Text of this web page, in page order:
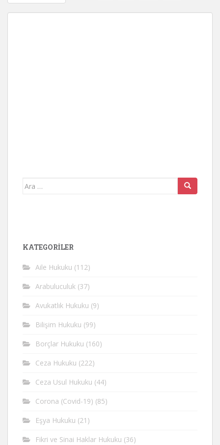
GEZINMESI
Arama
KATEGORİLER
Aile Hukuku (112)
Arabuluculuk (37)
Avukatlık Hukuku (9)
Bilişim Hukuku (99)
Borçlar Hukuku (160)
Ceza Hukuku (222)
Ceza Usul Hukuku (44)
Corona (Covid-19) (85)
Eşya Hukuku (21)
Fikri ve Sinai Haklar Hukuku (36)